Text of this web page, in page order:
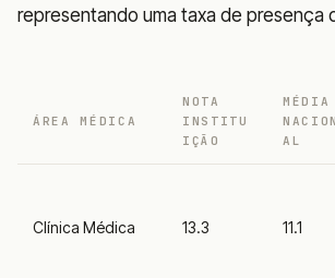
representando uma taxa de presença
ÁREA MÉDICA
NOTA
INSTITU
IÇÃO
MÉDIA
NACION
AL
Clínica Médica 13.3 11.1